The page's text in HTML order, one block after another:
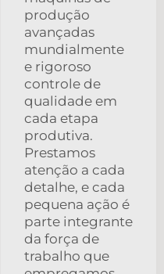
produção
avançadas
mundialmente
e rigoroso
controle de
qualidade em
cada etapa
produtiva.
Prestamos
atenção a cada
detalhe, e cada
pequena ação é
parte integrante
da força de
trabalho que